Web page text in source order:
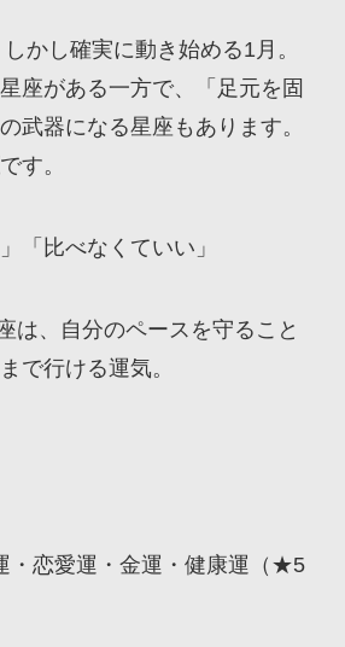
かし確実に動き始める1月。
座がある一方で、「足元を固
武器になる星座もあります。
です。
「比べなくていい」
は、自分のペースを守ること
で行ける運気。
・恋愛運・金運・健康運（★5